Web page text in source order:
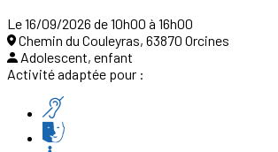
Le 16/09/2026 de 10h00 à 16h00
Chemin du Couleyras, 63870 Orcines
Adolescent, enfant
Activité adaptée pour :